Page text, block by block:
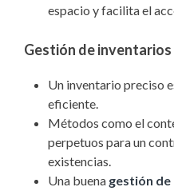
espacio y facilita el
Gestión de inventarios
Un inventario preciso
eficiente.
Métodos como el
perpetuos para un
existencias.
Una buena gestión